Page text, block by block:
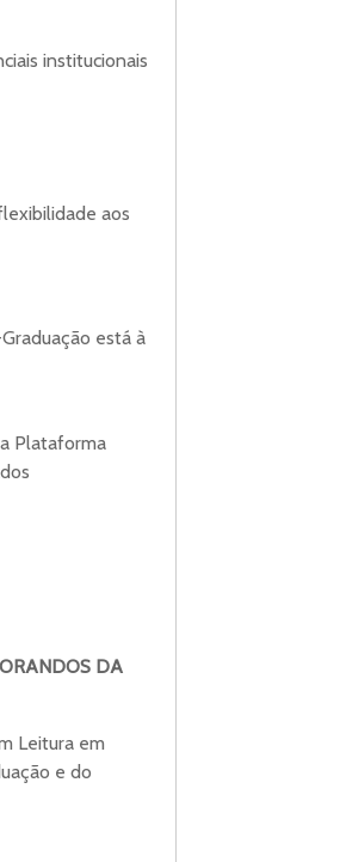
institucionais
aos
está à
Plataforma
DA
Leitura em
e do